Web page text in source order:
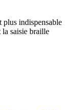
plus indispensable
la saisie braille